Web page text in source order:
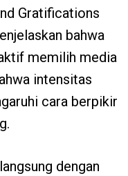
Gratifications
bahwa
memilih media
intensitas
cara berpikir
dengan